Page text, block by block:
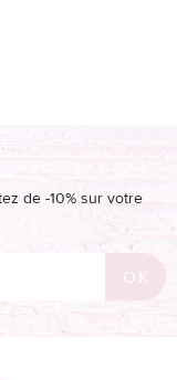
de -10% sur votre